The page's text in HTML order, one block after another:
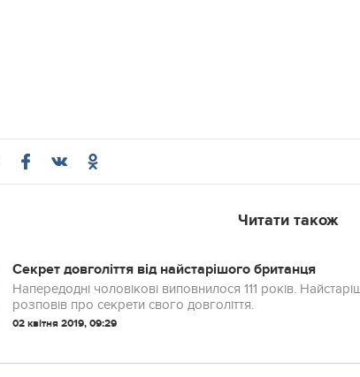
Читати також
Секрет довголіття від найстарішого британця
Напередодні чоловікові виповнилося 111 років. Найстаріший житель Великобританії Боб Уейтон
розповів про секрети свого довголіття.
02 квітня 2019, 09:29